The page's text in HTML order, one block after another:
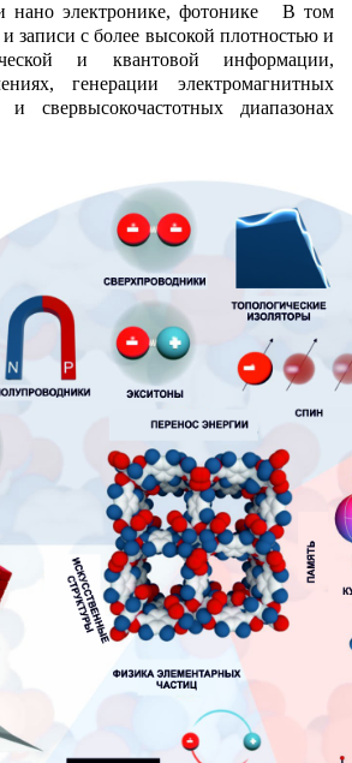
нано электронике, фотонике В том
записи с более высокой плотностью и
и квантовой информации,
генерации электромагнитных
свервысокочастотных диапазонах